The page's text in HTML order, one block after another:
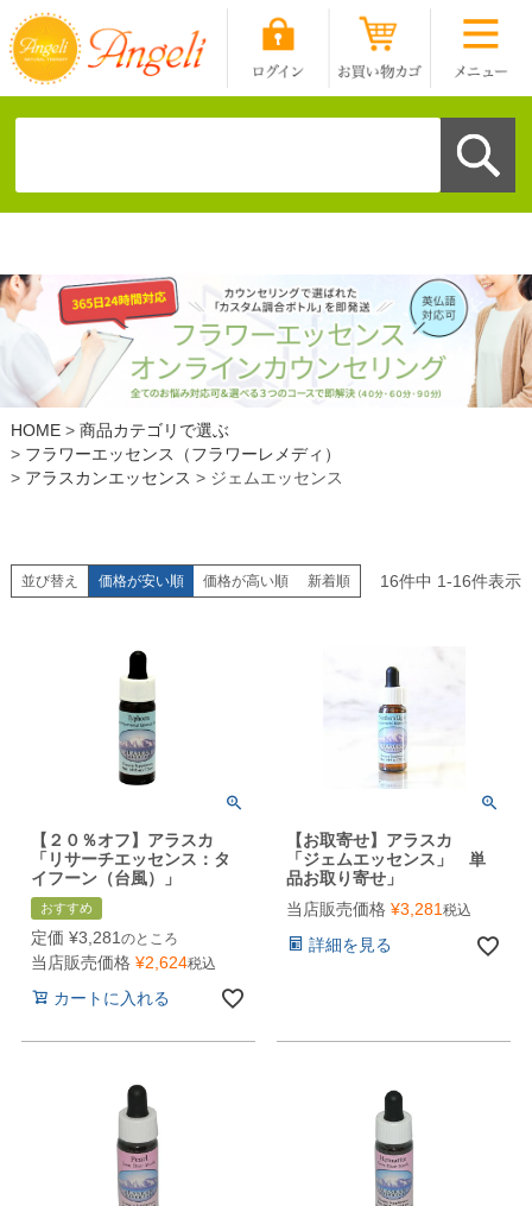
HOME
商品カテゴリで選ぶ
フラワーエッセンス（フラワーレメディ）
アラスカンエッセンス
ジェムエッセンス
並び替え 価格が安い順 価格が高い順 新着順 16件中 1-16件表示
【２０％オフ】アラスカ
「リサーチエッセンス：タ
イフーン（台風）」
おすすめ
定価 ¥3,281 のところ
当店販売価格 ¥2,624税込
カートに入れる
【お取寄せ】アラスカ
「ジェムエッセンス」 単
品お取り寄せ」
当店販売価格 ¥3,281 税込
詳細を見る